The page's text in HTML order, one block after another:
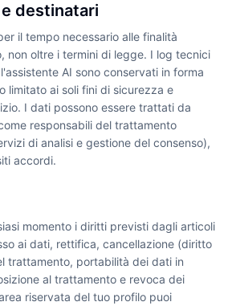
destinatari
il tempo necessario alle finalità
non oltre i termini di legge. I log tecnici
AI sono conservati in forma
limitato ai soli fini di sicurezza e
I dati possono essere trattati da
responsabili del trattamento
di analisi e gestione del consenso),
accordi.
momento i diritti previsti dagli articoli
ai dati, rettifica, cancellazione (diritto
trattamento, portabilità dei dati in
al trattamento e revoca dei
riservata del tuo profilo puoi